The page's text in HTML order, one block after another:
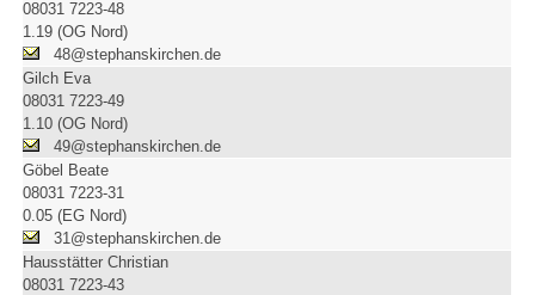
08031 7223-48
1.19 (OG Nord)
48@stephanskirchen.de
Gilch Eva
08031 7223-49
1.10 (OG Nord)
49@stephanskirchen.de
Göbel Beate
08031 7223-31
0.05 (EG Nord)
31@stephanskirchen.de
Hausstätter Christian
08031 7223-43